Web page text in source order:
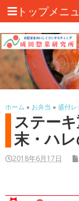
トップメニ
ホーム » お弁当 » 盛付レ
ステー
末・ハ
2018年6月17日